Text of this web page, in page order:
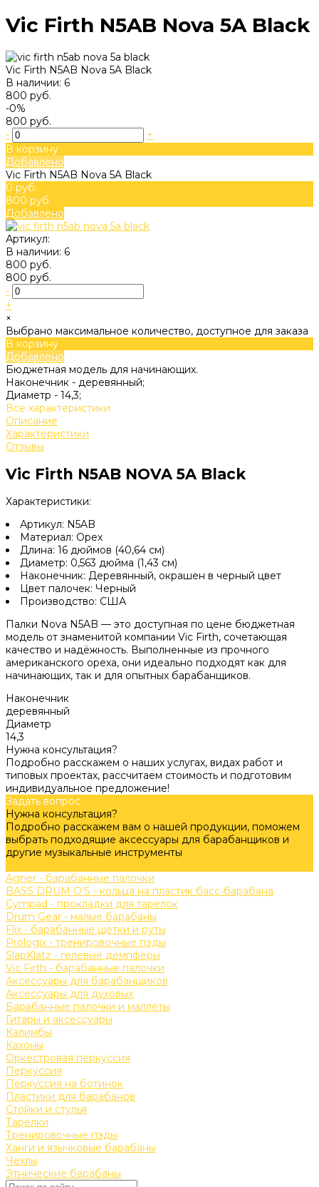
Vic Firth N5AB Nova 5A Black
Vic Firth N5AB Nova 5A Black
В наличии: 6
800 руб.
-0%
800 руб.
-
+
В корзину
Добавлено
Vic Firth N5AB Nova 5A Black
0 руб.
800 руб.
Добавлено
Артикул:
В наличии: 6
800 руб.
800 руб.
-
+
×
Выбрано максимальное количество, доступное для заказа
В корзину
Добавлено
Бюджетная модель для начинающих.
Наконечник - деревянный;
Диаметр - 14,3;
Все характеристики
Описание
Характеристики
Отзывы
Vic Firth N5AB NOVA 5A Black
Характеристики:
Артикул: N5AB
Материал: Орех
Длина: 16 дюймов (40,64 см)
Диаметр: 0,563 дюйма (1,43 см)
Наконечник: Деревянный, окрашен в черный цвет
Цвет палочек: Черный
Производство: США
Палки Nova N5AB — это доступная по цене бюджетная
модель от знаменитой компании Vic Firth, сочетающая
качество и надёжность. Выполненные из прочного
американского ореха, они идеально подходят как для
начинающих, так и для опытных барабанщиков.
Наконечник
деревянный
Диаметр
14,3
Нужна консультация?
Подробно расскажем о наших услугах, видах работ и
типовых проектах, рассчитаем стоимость и подготовим
индивидуальное предложение!
Задать вопрос
Нужна консультация?
Подробно расскажем вам о нашей продукции, поможем
выбрать подходящие аксессуары для барабанщиков и
другие музыкальные инструменты
Agner - барабанные палочки
BASS DRUM O’S - кольца на пластик басс-барабана
Cympad - прокладки для тарелок
Drum Gear - малые барабаны
Flix - барабанные щетки и руты
Prologix - тренировочные пэды
SlapKlatz - гелевые демпферы
Vic Firth - барабанные палочки
Аксессуары для барабанщиков
Аксессуары для духовых
Барабанные палочки и маллеты
Гитары и аксессуары
Калимбы
Кахоны
Оркестровая перкуссия
Перкуссия
Перкуссия на ботинок
Пластики для барабанов
Стойки и стулья
Тарелки
Тренировочные пэды
Ханги и язычковые барабаны
Чехлы
Этнические барабаны